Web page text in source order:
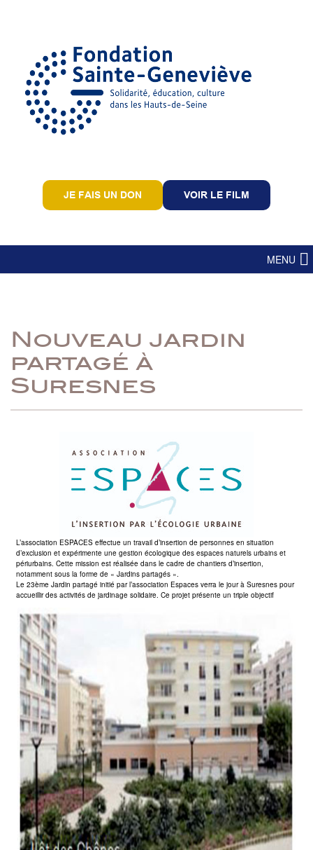
JE FAIS UN DON VOIR LE FILM
MENU
Nouveau jardin
partagé à
Suresnes
L’association ESPACES effectue un travail d’insertion de personnes en situation
d’exclusion et expérimente une gestion écologique des espaces naturels urbains et
périurbains. Cette mission est réalisée dans le cadre de chantiers d’insertion,
notamment sous la forme de « Jardins partagés ».
Le 23ème Jardin partagé initié par l’association Espaces verra le jour à Suresnes pour
accueillir des activités de jardinage solidaire. Ce projet présente un triple objectif